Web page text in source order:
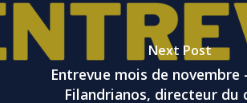
Next Post
Entrevue mois de novembre
Filandrianos, directeur du